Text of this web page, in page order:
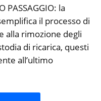
PASSAGGIO: la
il processo di
alla rimozione degli
di ricarica, questi
all’ultimo